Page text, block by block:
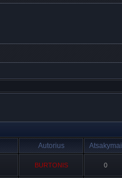
Autorius Atsakymai
BURTONIS 0